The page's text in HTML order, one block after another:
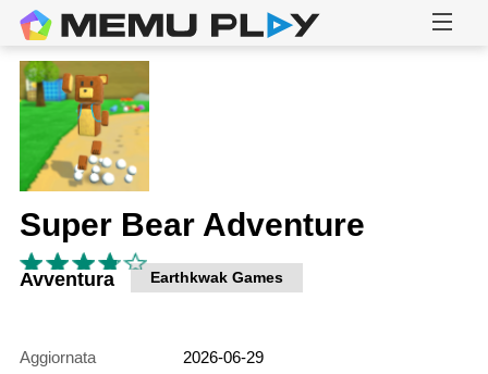
Super Bear Adventure
Avventura Earthkwak Games
Aggiornata
2026-06-29